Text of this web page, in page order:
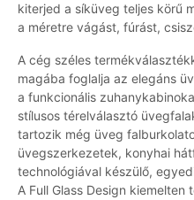
kiterjed a síküveg teljes körű
a méretre vágást, fúrást,
A cég széles
magába foglalja az elegáns
a funkcionális
stílusos térelválasztó
tartozik még üveg
üvegszerkezetek, konyhai
technológiával készülő,
A Full Glass Design kiemelten